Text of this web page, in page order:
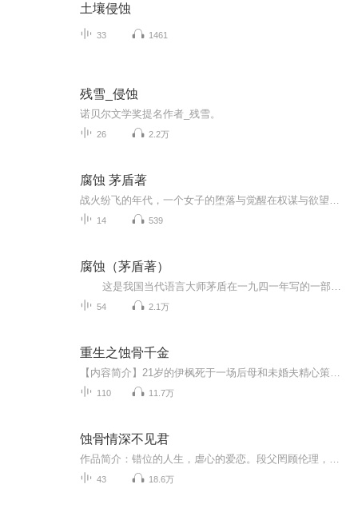
土壤侵蚀
33 1461
残雪_侵蚀
诺贝尔文学奖提名作者_残雪。
26 2.2万
腐蚀 茅盾著
14 539
腐蚀（茅盾著）
54 2.1万
重生之蚀骨千金
110 11.7万
蚀骨情深不见君
43 18.6万